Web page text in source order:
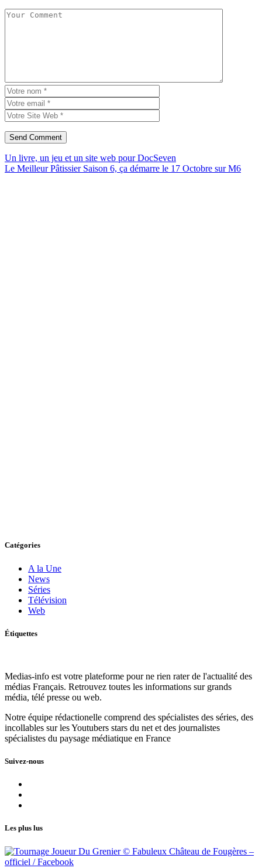
Un livre, un jeu et un site web pour DocSeven
Le Meilleur Pâtissier Saison 6, ça démarre le 17 Octobre sur M6
Catégories
A la Une
News
Séries
Télévision
Web
Étiquettes
Medias-info est votre plateforme pour ne rien rater de l'actualité des
médias Français. Retrouvez toutes les informations sur grands
média, télé presse ou web.
Notre équipe rédactionelle comprend des spécialistes des séries, des
incollables sur les Youtubers stars du net et des journalistes
spécialistes du paysage médiatique en France
Suivez-nous
Les plus lus